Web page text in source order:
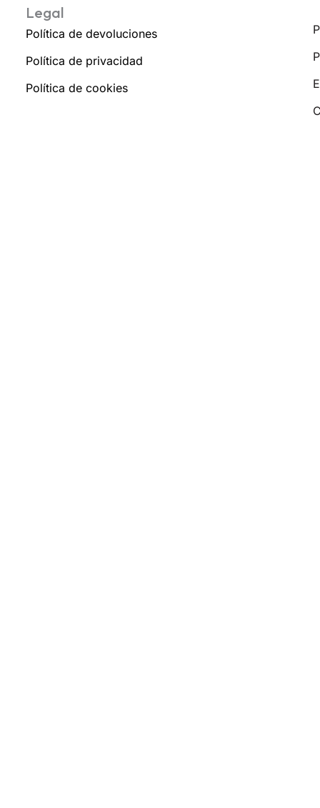
Legal
Política de devoluciones
Política de privacidad
Política de cookies